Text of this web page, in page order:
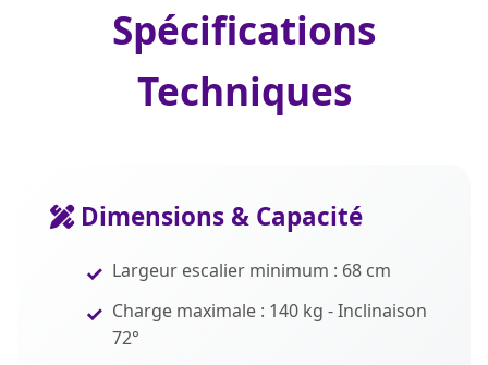
Spécifications
Techniques
Dimensions & Capacité
Largeur escalier minimum : 68 cm
Charge maximale : 140 kg - Inclinaison
72°